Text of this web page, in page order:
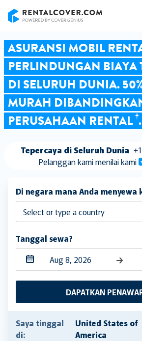
ASURANSI MOBIL
PERLINDUNGAN BIAYA
DI SELURUH DUNIA.
MURAH
PERUSAHAAN RENTAL †.
Tepercaya di Seluruh Dunia
Pelanggan kami menilai kami
Di negara mana Anda menyewa
Select or type a country
Tanggal sewa?
forward
with
DAPATKAN
Saya tinggal
di:
United States of
America